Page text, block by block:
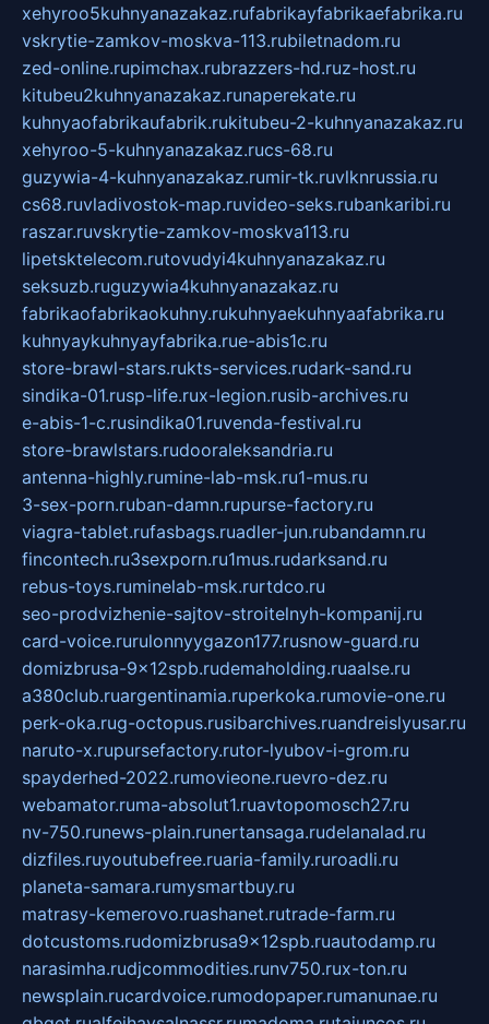
xehyroo5kuhnyanazakaz.rufabrikayfabrikaefabrika.ru
vskrytie-zamkov-moskva-113.rubiletnadom.ru
zed-online.rupimchax.rubrazzers-hd.ruz-host.ru
kitubeu2kuhnyanazakaz.runaperekate.ru
kuhnyaofabrikaufabrik.rukitubeu-2-kuhnyanazakaz.ru
xehyroo-5-kuhnyanazakaz.rucs-68.ru
guzywia-4-kuhnyanazakaz.rumir-tk.ruvlknrussia.ru
cs68.ruvladivostok-map.ruvideo-seks.rubankaribi.ru
raszar.ruvskrytie-zamkov-moskva113.ru
lipetsktelecom.rutovudyi4kuhnyanazakaz.ru
seksuzb.ruguzywia4kuhnyanazakaz.ru
fabrikaofabrikaokuhny.rukuhnyaekuhnyaafabrika.ru
kuhnyaykuhnyayfabrika.rue-abis1c.ru
store-brawl-stars.rukts-services.rudark-sand.ru
sindika-01.rusp-life.rux-legion.rusib-archives.ru
e-abis-1-c.rusindika01.ruvenda-festival.ru
store-brawlstars.rudooraleksandria.ru
antenna-highly.rumine-lab-msk.ru1-mus.ru
3-sex-porn.ruban-damn.rupurse-factory.ru
viagra-tablet.rufasbags.ruadler-jun.rubandamn.ru
fincontech.ru3sexporn.ru1mus.rudarksand.ru
rebus-toys.ruminelab-msk.rurtdco.ru
seo-prodvizhenie-sajtov-stroitelnyh-kompanij.ru
card-voice.rurulonnyygazon177.rusnow-guard.ru
domizbrusa-9x12spb.rudemaholding.ruaalse.ru
a380club.ruargentinamia.ruperkoka.rumovie-one.ru
perk-oka.rug-octopus.rusibarchives.ruandreislyusar.ru
naruto-x.rupursefactory.rutor-lyubov-i-grom.ru
spayderhed-2022.rumovieone.ruevro-dez.ru
webamator.ruma-absolut1.ruavtopomosch27.ru
nv-750.runews-plain.runertansaga.rudelanalad.ru
dizfiles.ruyoutubefree.ruaria-family.ruroadli.ru
planeta-samara.rumysmartbuy.ru
matrasy-kemerovo.ruashanet.rutrade-farm.ru
dotcustoms.rudomizbrusa9x12spb.ruautodamp.ru
narasimha.rudjcommodities.runv750.rux-ton.ru
newsplain.rucardvoice.rumodopaper.rumanunae.ru